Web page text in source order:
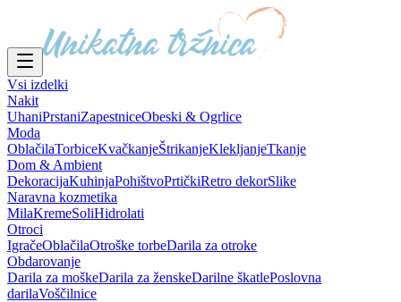
Vsi izdelki
Nakit
UhaniPrstaniZapestniceObeski & Ogrlice
Moda
OblačilaTorbiceKvačkanjeŠtrikanjeKlekljanjeTkanje
Dom & Ambient
DekoracijaKuhinjaPohištvoPrtičkiRetro dekorSlike
Naravna kozmetika
MilaKremeSoliHidrolati
Otroci
IgračeOblačilaOtroške torbeDarila za otroke
Obdarovanje
Darila za moškeDarila za ženskeDarilne škatlePoslovna
darilaVoščilnice